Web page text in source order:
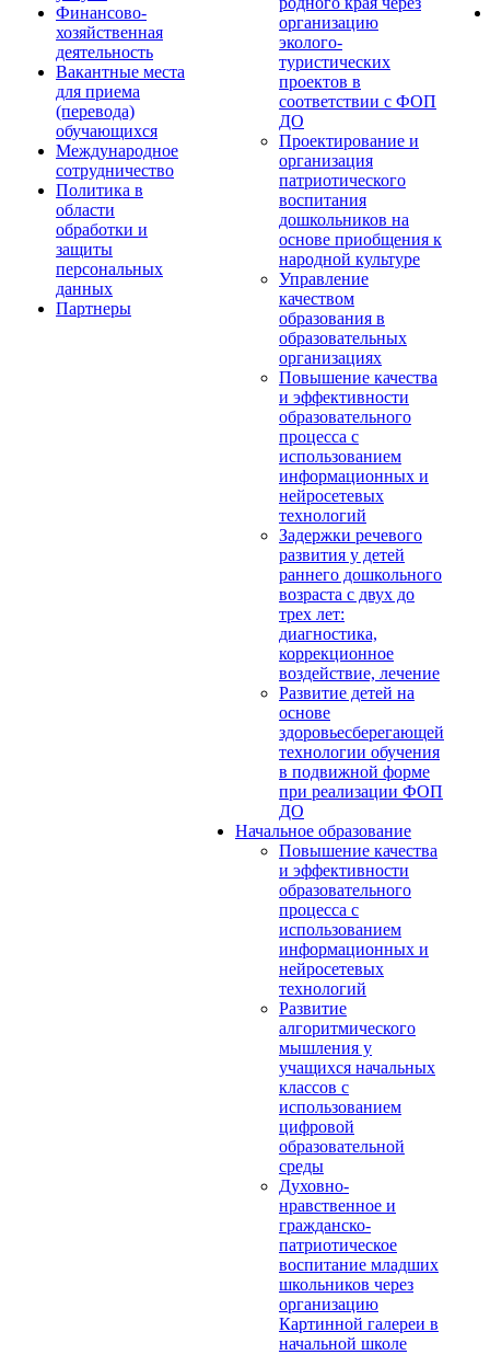
Финансово-
хозяйственная
деятельность
Вакантные места
для приема
(перевода)
обучающихся
Международное
сотрудничество
Политика в
области
обработки и
защиты
персональных
данных
Партнеры
организацию
эколого-
туристических
проектов в
соответствии с ФОП
ДО
Проектирование и
организация
патриотического
воспитания
дошкольников на
основе приобщения к
народной культуре
Управление
качеством
образования в
образовательных
организациях
Повышение качества
и эффективности
образовательного
процесса с
использованием
информационных и
нейросетевых
технологий
Задержки речевого
развития у детей
раннего дошкольного
возраста с двух до
трех лет:
диагностика,
коррекционное
воздействие, лечение
Развитие детей на
основе
здоровьесберегающей
технологии обучения
в подвижной форме
при реализации ФОП
ДО
Начальное образование
Повышение качества
и эффективности
образовательного
процесса с
использованием
информационных и
нейросетевых
технологий
Развитие
алгоритмического
мышления у
учащихся начальных
классов с
использованием
цифровой
образовательной
среды
Духовно-
нравственное и
гражданско-
патриотическое
воспитание младших
школьников через
организацию
Картинной галереи в
начальной школе